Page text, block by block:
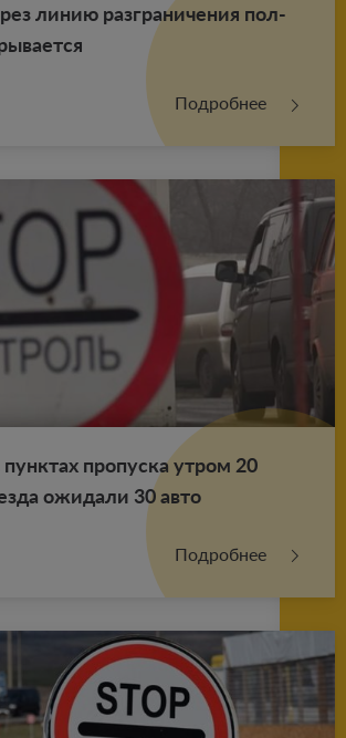
линию раз­гра­ни­че­ния пол­
Подробнее
про­пус­ка утром 20
ожи­да­ли 30 авто
Подробнее